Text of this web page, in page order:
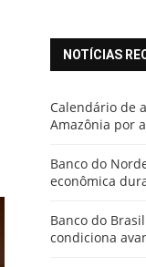
NOTÍCIAS
Calendário de
Amazônia por
Banco do
econômica
Banco do
condiciona